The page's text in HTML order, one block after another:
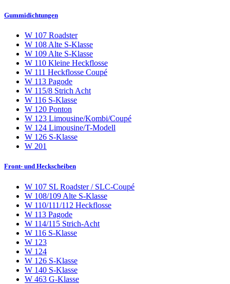
Gummidichtungen
W 107 Roadster
W 108 Alte S-Klasse
W 109 Alte S-Klasse
W 110 Kleine Heckflosse
W 111 Heckflosse Coupé
W 113 Pagode
W 115/8 Strich Acht
W 116 S-Klasse
W 120 Ponton
W 123 Limousine/Kombi/Coupé
W 124 Limousine/T-Modell
W 126 S-Klasse
W 201
Front- und Heckscheiben
W 107 SL Roadster / SLC-Coupé
W 108/109 Alte S-Klasse
W 110/111/112 Heckflosse
W 113 Pagode
W 114/115 Strich-Acht
W 116 S-Klasse
W 123
W 124
W 126 S-Klasse
W 140 S-Klasse
W 463 G-Klasse